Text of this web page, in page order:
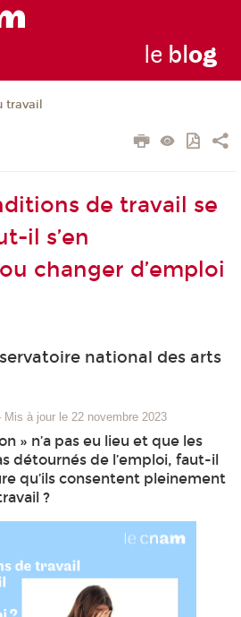
le blog
travail
de travail se
il s’en
changer d’emploi
national des arts
Mis à jour le 22 novembre 2023
» n’a pas eu lieu et que les
détournés de l’emploi, faut-il
qu’ils consentent pleinement
?